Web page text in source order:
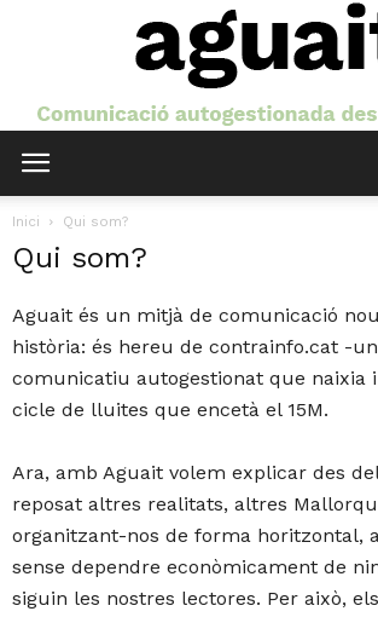
Inici Qui som?
Qui som?
Aguait és un mitjà de comunicació
història: és hereu de contrainfo.cat -
comunicatiu autogestionat que naixia
cicle de lluites que encetà el 15M.
Ara, amb Aguait volem explicar des
reposat altres realitats, altres
organitzant-nos de forma horitzontal,
sense dependre econòmicament de
siguin les nostres lectores. Per això,